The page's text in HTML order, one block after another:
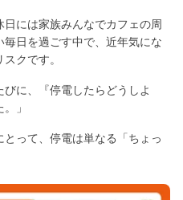
には家族みんなでカフェの周
日を過ごす中で、近年気にな
クです。
びに、『停電したらどうしよ
」
って、停電は単なる「ちょっ